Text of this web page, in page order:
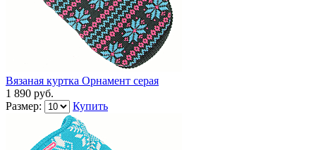
Вязаная куртка Орнамент серая
1 890 руб.
Размер:
Купить